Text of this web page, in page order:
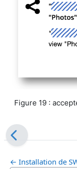
Figure 19 :
← Installation de